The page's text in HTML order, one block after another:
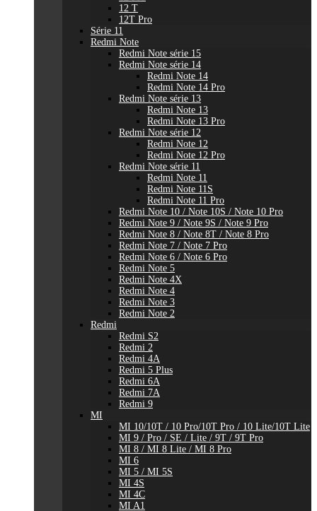
12 T
12T Pro
Série 11
Redmi Note
Redmi Note série 15
Redmi Note série 14
Redmi Note 14
Redmi Note 14 Pro
Redmi Note série 13
Redmi Note 13
Redmi Note 13 Pro
Redmi Note série 12
Redmi Note 12
Redmi Note 12 Pro
Redmi Note série 11
Redmi Note 11
Redmi Note 11S
Redmi Note 11 Pro
Redmi Note 10 / Note 10S / Note 10 Pro
Redmi Note 9 / Note 9S / Note 9 Pro
Redmi Note 8 / Note 8T / Note 8 Pro
Redmi Note 7 / Note 7 Pro
Redmi Note 6 / Note 6 Pro
Redmi Note 5
Redmi Note 4X
Redmi Note 4
Redmi Note 3
Redmi Note 2
Redmi
Redmi S2
Redmi 2
Redmi 4A
Redmi 5 Plus
Redmi 6A
Redmi 7A
Redmi 9
MI
MI 10/10T / 10 Pro/10T Pro / 10 Lite/10T Lite
MI 9 / Pro / SE / Lite / 9T / 9T Pro
MI 8 / MI 8 Lite / MI 8 Pro
MI 6
MI 5 / MI 5S
MI 4S
MI 4C
MI A1